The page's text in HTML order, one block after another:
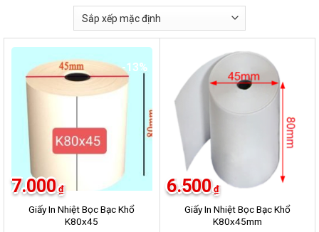
-13%
Giấy In Nhiệt Bọc Bạc Khổ
K80x45
7.000 ₫
-17%
Giấy In Nhiệt Bọc Bạc Khổ
K80x45mm
6.500 ₫